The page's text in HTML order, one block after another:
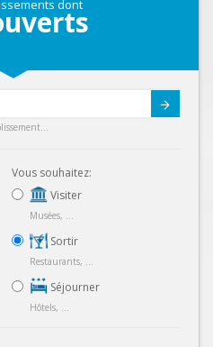
dont
Vous souhaitez:
Visiter
Musées, ...
Sortir
Restaurants, ...
Séjourner
Hôtels, ...